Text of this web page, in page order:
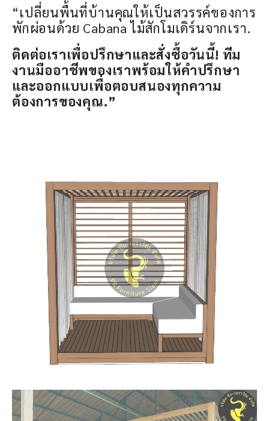
“เปลี่ยนพื้นที่บ้านคุณให้เป็นสวรรค์ของการ
พักผ่อนด้วย Cabana ไม้สักโมเดิร์นจากเรา.
ติดต่อเราเพื่อปรึกษาและสั่งซื้อวันนี้! ทีม
งานมืออาชีพของเราพร้อมให้คำปรึกษา
และออกแบบเพื่อตอบสนองทุกความ
ต้องการของคุณ.”